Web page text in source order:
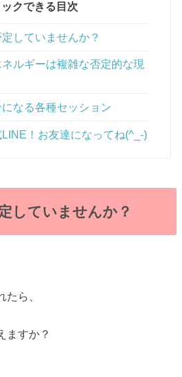
クできる目次
していませんか？
ルギーは複雑な否定的な現
なる各種セッション
！お友達になってね(^_-)
していませんか？
ら、
ますか？